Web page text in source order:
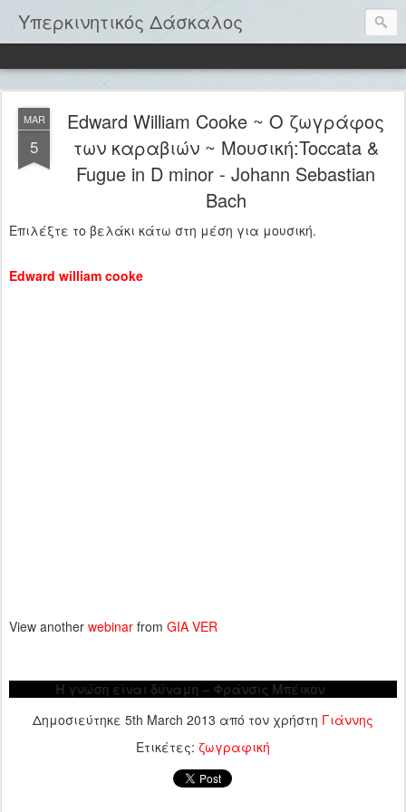
Υπερκινητικός Δάσκαλος
MAR
5
Edward William Cooke ~ Ο ζωγράφος
των καραβιών ~ Μουσική:Toccata &
Fugue in D minor - Johann Sebastian
Bach
Επιλέξτε το βελάκι κάτω στη μέση για μουσική.
Edward william cooke
View another webinar from GIA VER
Η γνώση είναι δύναμη – Φράνσις Μπέικον
Δημοσιεύτηκε 5th March 2013 από τον χρήστη Γιάννης
Ετικέτες: ζωγραφική